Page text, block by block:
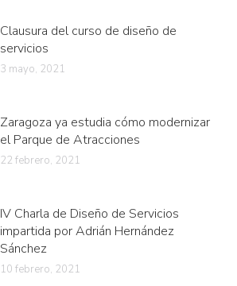
Clausura del curso de diseño de
servicios
3 mayo, 2021
Zaragoza ya estudia cómo modernizar
el Parque de Atracciones
22 febrero, 2021
IV Charla de Diseño de Servicios
impartida por Adrián Hernández
Sánchez
10 febrero, 2021